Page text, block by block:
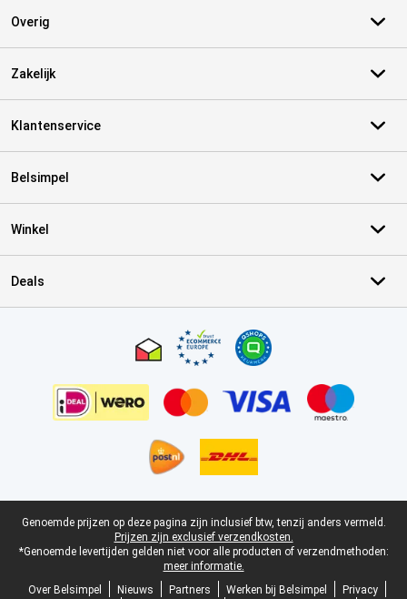
Overig
Zakelijk
Klantenservice
Belsimpel
Winkel
Deals
Juridische voettekst
Genoemde prijzen op deze pagina zijn inclusief btw, tenzij anders vermeld.
Prijzen zijn exclusief verzendkosten.
*Genoemde levertijden gelden niet voor alle producten of verzendmethoden:
meer informatie.
Over Belsimpel
Nieuws Partners Werken bij Belsimpel
Privacy